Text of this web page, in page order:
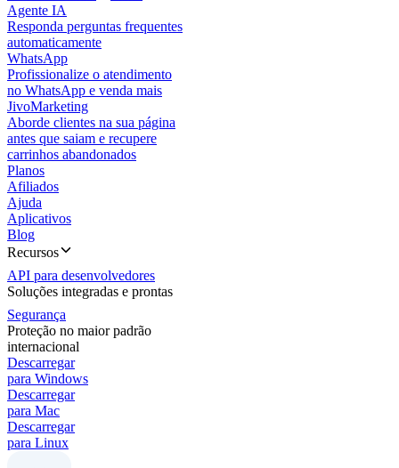
Agente IA
Responda perguntas frequentes
automaticamente
WhatsApp
Profissionalize o atendimento
no WhatsApp e venda mais
JivoMarketing
Aborde clientes na sua página
antes que saiam e recupere
carrinhos abandonados
Planos
Afiliados
Ajuda
Aplicativos
Blog
Recursos
API para desenvolvedores
Soluções integradas e prontas
Segurança
Proteção no maior padrão
internacional
Descarregar
para Windows
Descarregar
para Mac
Descarregar
para Linux